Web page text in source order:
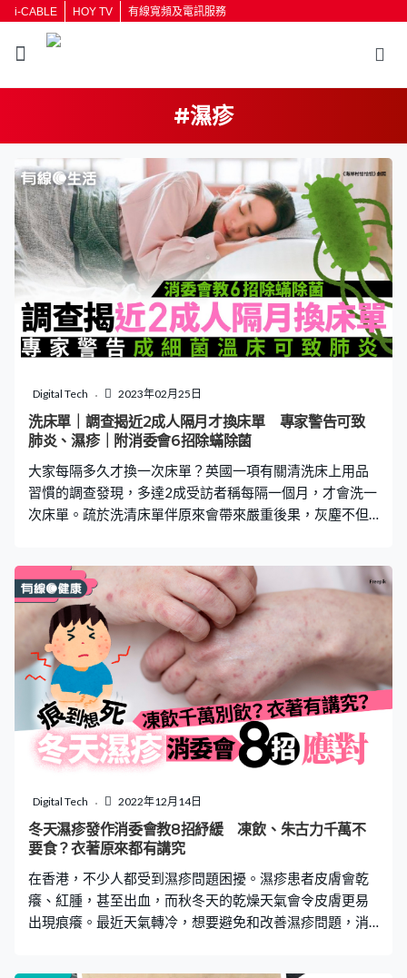
i-CABLE HOY TV 有線寬頻及電訊服務
#濕疹
按輸入鍵開始搜尋
Digital Tech 2023年02月25日
洗床單｜調查揭近2成人隔月才換床單 專家警告可致
肺炎、濕疹｜附消委會6招除蟎除菌
大家每隔多久才換一次床單？英國一項有關清洗床上用品
習慣的調查發現，多達2成受訪者稱每隔一個月，才會洗一
次床單。疏於洗清床單伴原來會帶來嚴重後果，灰塵不但
防蟎抗菌邊款好？$59平貨勝$1429卡撒天嬌 洗床單揉成
一團放洗衣機等於無洗過 日本家務達人教正確做法徹底
除菌 英國市場調查公司YouGov一項調查發現，只有約28%
受訪者會每周最少清洗一次床單被套；36%受訪者每兩周
才清洗一次床上用品；18%受訪者、即約1,100萬人一個月
才會清洗一次床單。 床上用品公司Bed Kingdom引述專家
指，人們每周星期躺在床上時間約為56小時，建議應每周
清洗床單一次，避免灰塵積聚，以及細菌滋生。Bed
Kingdom又列出不頻密洗床單，可能會導致以下4種疾病。
疏於清洗床單可致疾病1：濕疹 如果疏於清洗床單，布料
便會滋生細菌，加上死皮積聚，每當與布料摩擦時，皮膚
便容易受刺激，引發濕疹。 疏於清洗床單可致疾病2：暗
瘡 若果無勤於清洗床單，細菌、死皮便會積聚，同時堵塞
Digital Tech 2022年12月14日
冬天濕疹發作消委會教8招紓緩 凍飲、朱古力千萬不
要食？衣著原來都有講究
在香港，不少人都受到濕疹問題困擾。濕疹患者皮膚會乾
癢、紅腫，甚至出血，而秋冬天的乾燥天氣會令皮膚更易
出現痕癢。最近天氣轉冷，想要避免和改善濕疹問題，消